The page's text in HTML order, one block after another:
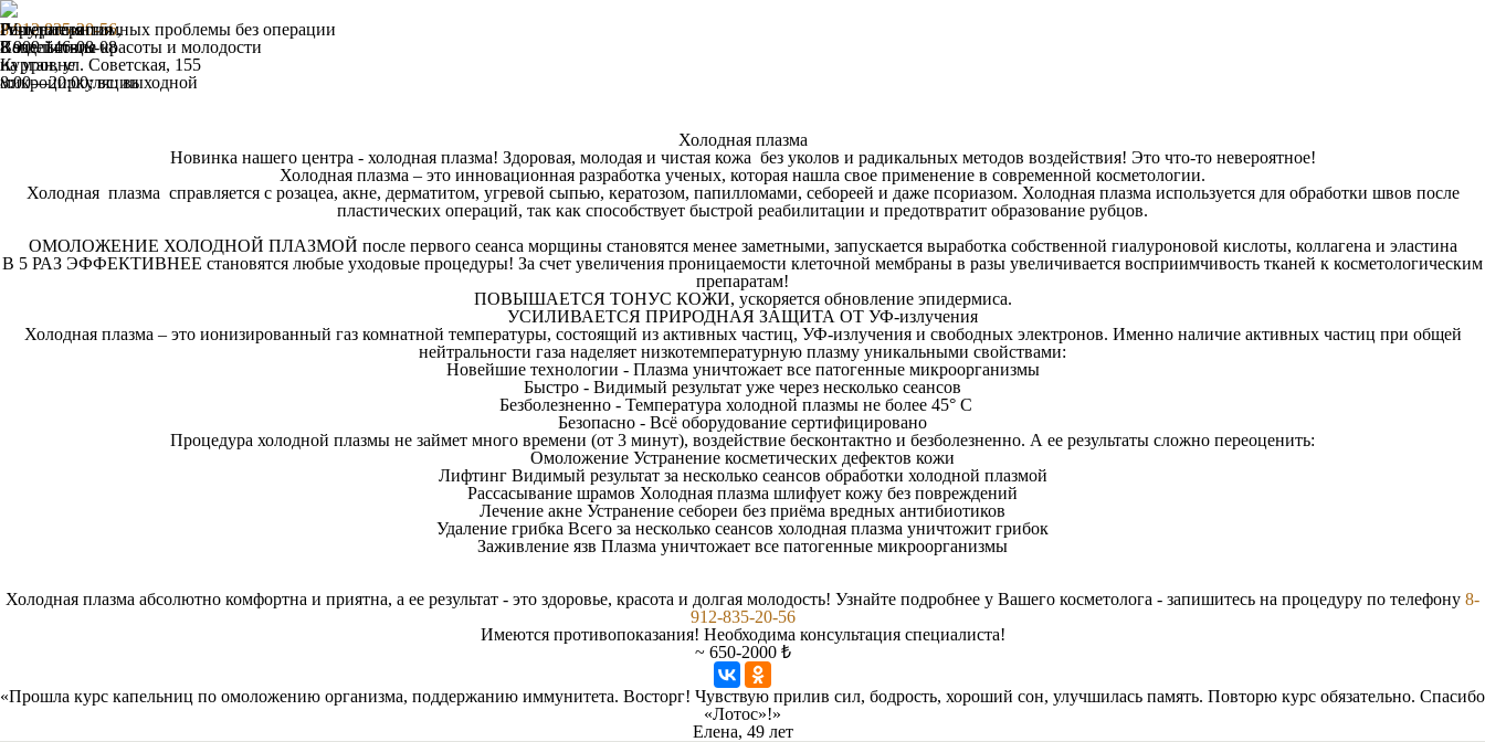
Гирудотерапия
Воздействие
на уровне
микроциркуляции
IV-терапия
Капельницы красоты и молодости
Решение интимных проблемы без операции
8 912 835-20-56,
8 909 146-08-08
Курган, ул. Советская, 155
8:00—20:00; вс: выходной
Холодная плазма
Новинка нашего центра - холодная плазма! Здоровая, молодая и чистая кожа без уколов и радикальных методов воздействия! Это что-то невероятное!
Холодная плазма – это инновационная разработка ученых, которая нашла свое применение в современной косметологии.
Холодная плазма справляется с розацеа, акне, дерматитом, угревой сыпью, кератозом, папилломами, себореей и даже псориазом. Холодная плазма используется для обработки швов после
пластических операций, так как способствует быстрой реабилитации и предотвратит образование рубцов.
ОМОЛОЖЕНИЕ ХОЛОДНОЙ ПЛАЗМОЙ после первого сеанса морщины становятся менее заметными, запускается выработка собственной гиалуроновой кислоты, коллагена и эластина
В 5 РАЗ ЭФФЕКТИВНЕЕ становятся любые уходовые процедуры! За счет увеличения проницаемости клеточной мембраны в разы увеличивается восприимчивость тканей к косметологическим
препаратам!
ПОВЫШАЕТСЯ ТОНУС КОЖИ, ускоряется обновление эпидермиса.
УСИЛИВАЕТСЯ ПРИРОДНАЯ ЗАЩИТА ОТ УФ-излучения
Холодная плазма – это ионизированный газ комнатной температуры, состоящий из активных частиц, УФ-излучения и свободных электронов. Именно наличие активных частиц при общей
нейтральности газа наделяет низкотемпературную плазму уникальными свойствами:
Новейшие технологии - Плазма уничтожает все патогенные микроорганизмы
Быстро - Видимый результат уже через несколько сеансов
Безболезненно - Температура холодной плазмы не более 45° С
Безопасно - Всё оборудование сертифицировано
Процедура холодной плазмы не займет много времени (от 3 минут), воздействие бесконтактно и безболезненно. А ее результаты сложно переоценить:
Омоложение Устранение косметических дефектов кожи
Лифтинг Видимый результат за несколько сеансов обработки холодной плазмой
Рассасывание шрамов Холодная плазма шлифует кожу без повреждений
Лечение акне Устранение себореи без приёма вредных антибиотиков
Удаление грибка Всего за несколько сеансов холодная плазма уничтожит грибок
Заживление язв Плазма уничтожает все патогенные микроорганизмы
Холодная плазма абсолютно комфортна и приятна, а ее результат - это здоровье, красота и долгая молодость! Узнайте подробнее у Вашего косметолога - запишитесь на процедуру по телефону 8-
912-835-20-56
Имеются противопоказания! Необходима консультация специалиста!
~ 650-2000 ₺
«Прошла курс капельниц по омоложению организма, поддержанию иммунитета. Восторг! Чувствую прилив сил, бодрость, хороший сон, улучшилась память. Повторю курс обязательно. Спасибо
«Лотос»!»
Елена, 49 лет